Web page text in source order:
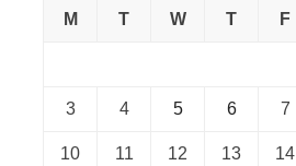
M
T W T F
3 4 5 6 7
10 11 12 13 14